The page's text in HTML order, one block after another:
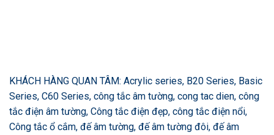
KHÁCH HÀNG QUAN TÂM: Acrylic series, B20 Series, Basic
Series, C60 Series, công tắc âm tường, cong tac dien, công
tắc điện âm tường, Công tắc điện đẹp, công tắc điện nổi,
Công tắc ổ cắm, đế âm tường, đế âm tường đôi, đế âm